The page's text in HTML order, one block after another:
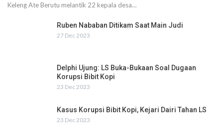
Keleng Ate Berutu melantik 22 kepala desa…
Ruben Nababan Ditikam Saat Main Judi
27 Dec 2023
Delphi Ujung: LS Buka-Bukaan Soal Dugaan
Korupsi Bibit Kopi
23 Dec 2023
Kasus Korupsi Bibit Kopi, Kejari Dairi Tahan LS
23 Dec 2023